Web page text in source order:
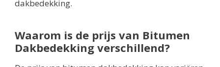
dakbedekking.
Waarom is de prijs van Bitumen
Dakbedekking verschillend?